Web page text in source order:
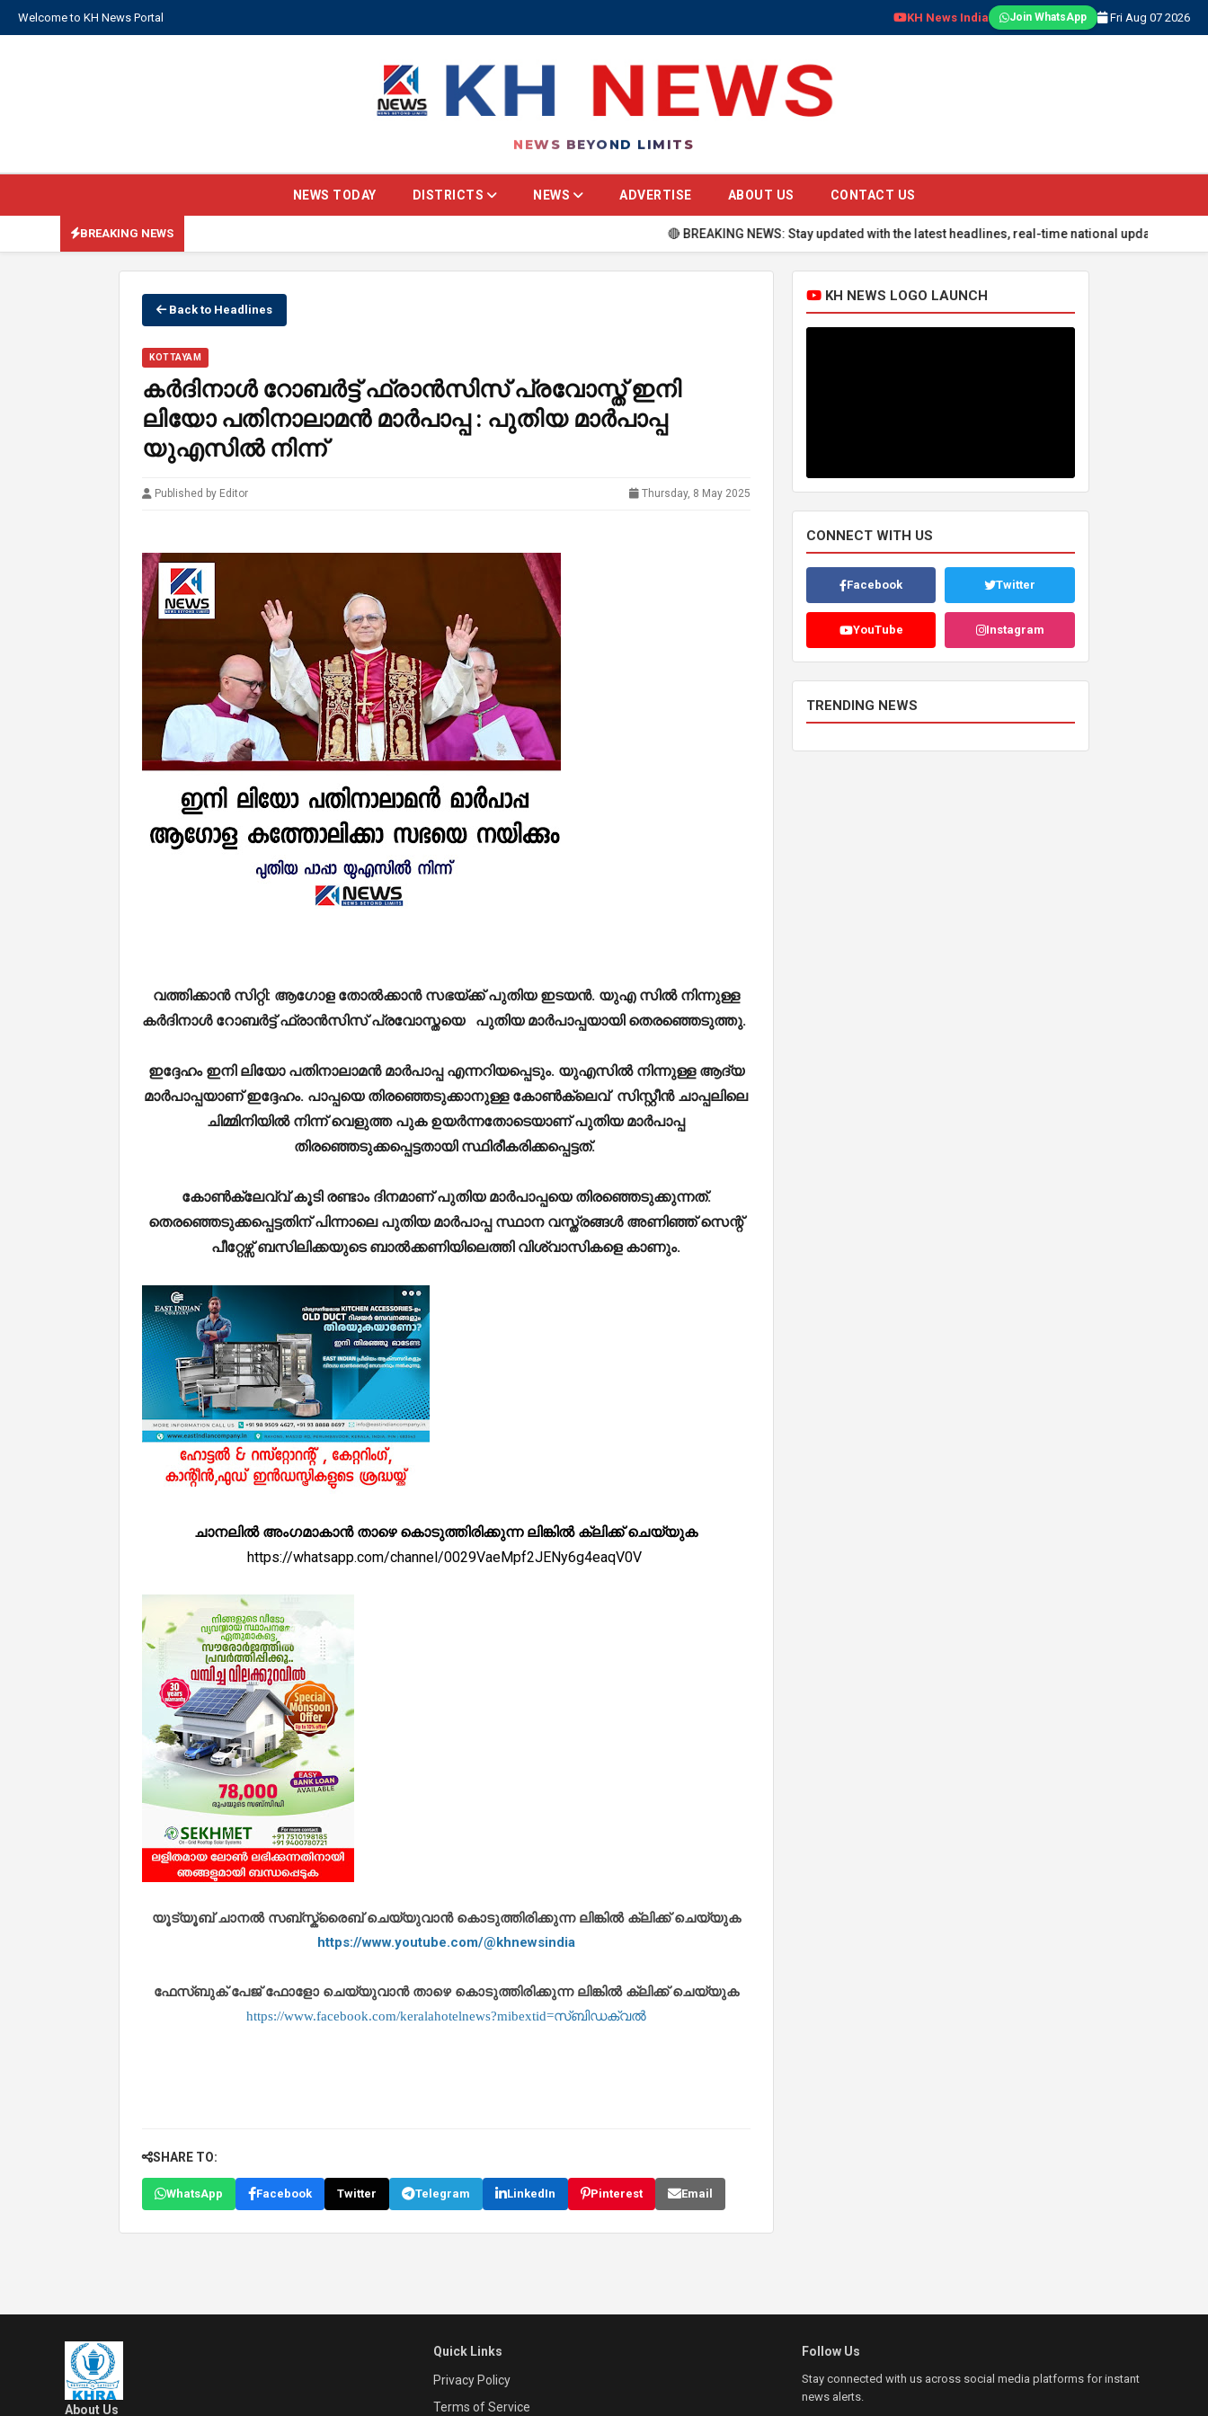
Welcome to KH News Portal KH News India Join WhatsApp Fri Aug 07 2026
NEWS BEYOND LIMITS
NEWS TODAY DISTRICTS NEWS ADVERTISE ABOUT US CONTACT US
BREAKING NEWS 🔴 BREAKING NEWS: Stay updated with the latest headlines, real-time national updates, global
Back to Headlines
KOTTAYAM
കർദിനാൾ റോബർട്ട് ഫ്രാൻസിസ് പ്രവോസ്ത് ഇനി
ലിയോ പതിനാലാമൻ മാർപാപ്പ : പുതിയ മാർപാപ്പ
യുഎസിൽ നിന്ന്
Published by Editor Thursday, 8 May 2025
വത്തിക്കാൻ സിറ്റി: ആഗോള തോൽക്കാൻ സഭയ്ക്ക് പുതിയ ഇടയൻ. യുഎ സിൽ നിന്നുള്ള
കർദിനാൾ റോബർട്ട് ഫ്രാൻസിസ് പ്രവോസ്തയെ പുതിയ മാർപാപ്പയായി തെരഞ്ഞെടുത്തു.
ഇദ്ദേഹം ഇനി ലിയോ പതിനാലാമൻ മാർപാപ്പ എന്നറിയപ്പെടും. യുഎസിൽ നിന്നുള്ള ആദ്യ
മാർപാപ്പയാണ് ഇദ്ദേഹം. പാപ്പയെ തിരഞ്ഞെടുക്കാനുള്ള കോൺക്ലെവ് സിസ്റ്റീൻ ചാപ്പലിലെ
ചിമ്മിനിയിൽ നിന്ന് വെളുത്ത പുക ഉയർന്നതോടെയാണ് പുതിയ മാർപാപ്പ
തിരഞ്ഞെടുക്കപ്പെട്ടതായി സ്ഥിരീകരിക്കപ്പെട്ടത്.
കോൺക്ലേവ്വ് കൂടി രണ്ടാം ദിനമാണ് പുതിയ മാർപാപ്പയെ തിരഞ്ഞെടുക്കുന്നത്.
തെരഞ്ഞെടുക്കപ്പെട്ടതിന് പിന്നാലെ പുതിയ മാർപാപ്പ സ്ഥാന വസ്ത്രങ്ങൾ അണിഞ്ഞ് സെന്റ്
പീറ്റേഴ്സ് ബസിലിക്കയുടെ ബാൽക്കണിയിലെത്തി വിശ്വാസികളെ കാണും.
ചാനലിൽ അംഗമാകാൻ താഴെ കൊടുത്തിരിക്കുന്ന ലിങ്കിൽ ക്ലിക്ക് ചെയ്യുക
https://whatsapp.com/channel/0029VaeMpf2JENy6g4eaqV0V
യൂട്യൂബ് ചാനൽ സബ്സ്ക്രൈബ് ചെയ്യുവാൻ കൊടുത്തിരിക്കുന്ന ലിങ്കിൽ ക്ലിക്ക് ചെയ്യുക
https://www.youtube.com/@khnewsindia
ഫേസ്ബുക് പേജ് ഫോളോ ചെയ്യുവാൻ താഴെ കൊടുത്തിരിക്കുന്ന ലിങ്കിൽ ക്ലിക്ക് ചെയ്യുക
https://www.facebook.com/keralahotelnews?mibextid=സ്‌ബിഡക്വൽ
SHARE TO:
WhatsApp Facebook Twitter Telegram LinkedIn Pinterest Email
KH NEWS LOGO LAUNCH
CONNECT WITH US
Facebook Twitter
YouTube Instagram
TRENDING NEWS
About Us
Quick Links
Privacy Policy
Terms of Service
Follow Us
Stay connected with us across social media platforms for instant
news alerts.